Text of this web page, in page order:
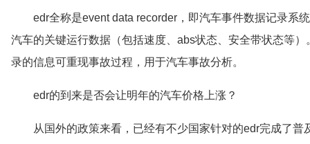
edr全称是event data recorder，即汽车事件数据记录系
汽车的关键运行数据（包括速度、abs状态、安全带状态等
录的信息可重现事故过程，用于汽车事故分析。
edr的到来是否会让明年的汽车价格上涨？
从国外的政策来看，已经有不少国家针对的edr完成了